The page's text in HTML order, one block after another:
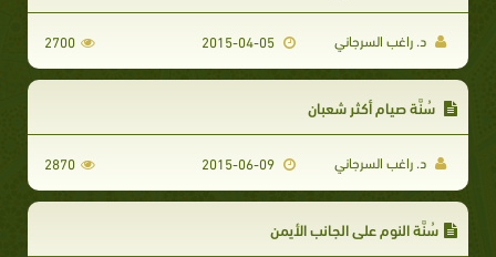
د. راغب السرجاني 2015-04-05
2700
سُنَّة صيام أكثر شعبان
د. راغب السرجاني 2015-06-09
2870
سُنَّة النوم على الجانب الأيمن